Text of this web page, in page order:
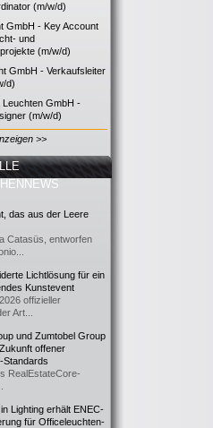
(m/w/d)
GmbH - Key Account
und
(m/w/d)
GmbH - Verkaufsleiter
d)
Leuchten GmbH -
(m/w/d)
>>
das aus der Leere
Catasüs, entworfen
Lichtlösung für ein
Kunstevent
offizieller
Art...
und Zumtobel Group
offener
Standards
RealEstateCore-
Lighting erhält ENEC-
für Officeleuchten-